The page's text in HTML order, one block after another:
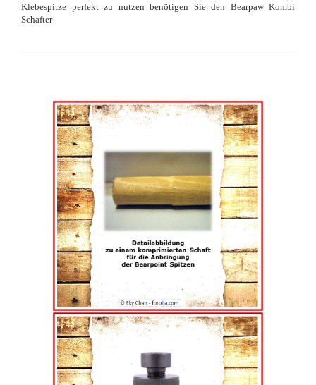
Klebespitze perfekt zu nutzen benötigen Sie den Bearpaw Kombi
Schafter